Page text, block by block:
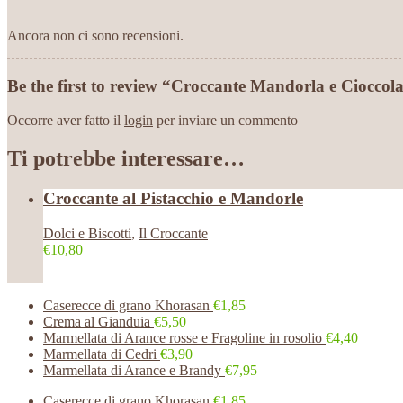
Ancora non ci sono recensioni.
Be the first to review “Croccante Mandorla e
Occorre aver fatto il login per inviare un commento
Ti potrebbe interessare…
Croccante al Pistacchio e Mandorle
Dolci e Biscotti, Il Croccante
€10,80
Caserecce di grano Khorasan €1,85
Crema al Gianduia €5,50
Marmellata di Arance rosse e Fragoline in rosolio €4,40
Marmellata di Cedri €3,90
Marmellata di Arance e Brandy €7,95